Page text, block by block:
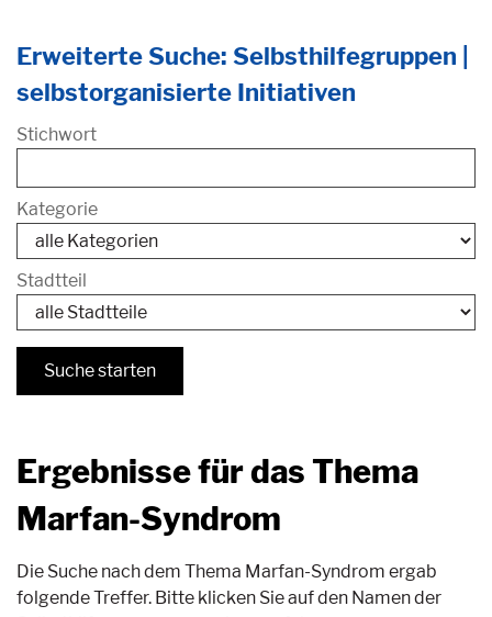
Erweiterte Suche: Selbsthilfegruppen |
selbstorganisierte Initiativen
Stichwort
Kategorie
Stadtteil
Ergebnisse für das Thema
Marfan-Syndrom
Die Suche nach dem Thema Marfan-Syndrom ergab
folgende Treffer. Bitte klicken Sie auf den Namen der